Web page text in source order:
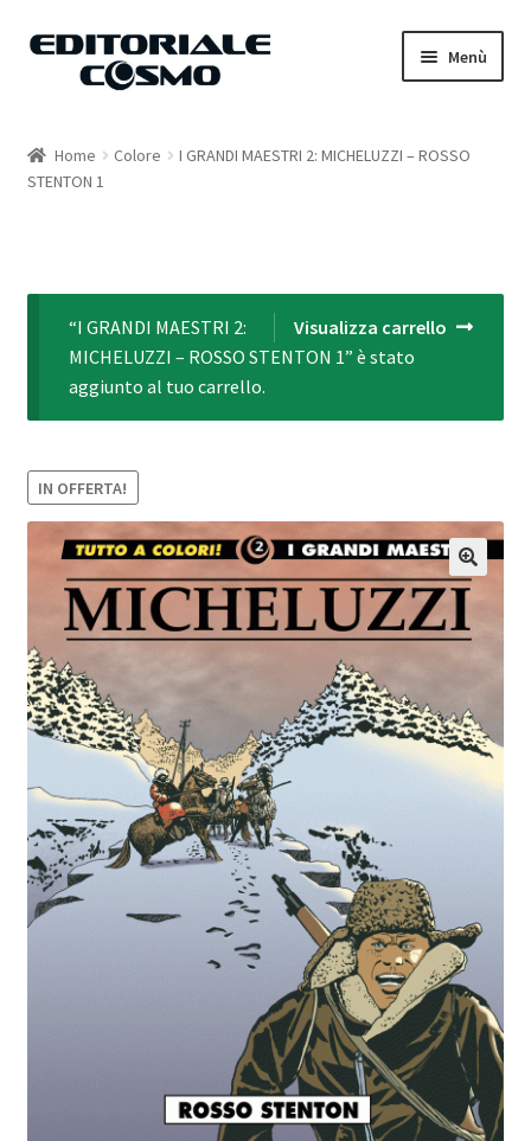
Vai
Vai
Menù
Catalogo
Home Colore
I GRANDI MAESTRI 2: MICHELUZZI – ROSSO
STENTON 1
Visualizza carrello
“I GRANDI MAESTRI 2:
MICHELUZZI – ROSSO STENTON 1” è stato
aggiunto al tuo carrello.
IN OFFERTA!